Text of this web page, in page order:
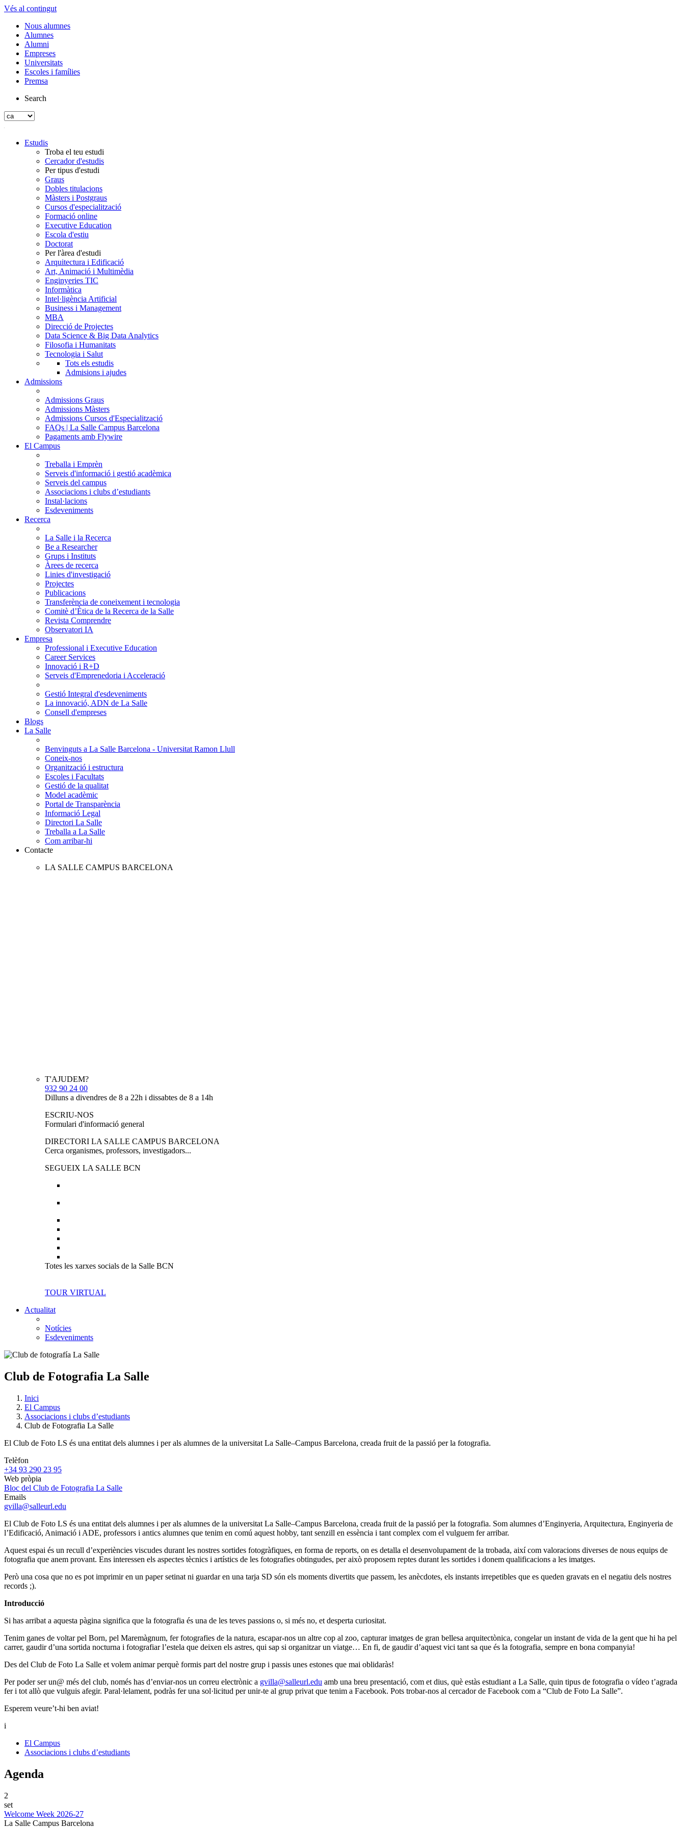
Vés al contingut
Nous alumnes
Alumnes
Alumni
Empreses
Universitats
Escoles i famílies
Premsa
Search
Estudis
Troba el teu estudi
Cercador d'estudis
Per tipus d'estudi
Graus
Dobles titulacions
Màsters i Postgraus
Cursos d'especialització
Formació online
Executive Education
Escola d'estiu
Doctorat
Per l'àrea d'estudi
Arquitectura i Edificació
Art, Animació i Multimèdia
Enginyeries TIC
Informàtica
Intel·ligència Artificial
Business i Management
MBA
Direcció de Projectes
Data Science & Big Data Analytics
Filosofia i Humanitats
Tecnologia i Salut
Tots els estudis
Admisions i ajudes
Admissions
Admissions Graus
Admissions Màsters
Admissions Cursos d'Especialització
FAQs | La Salle Campus Barcelona
Pagaments amb Flywire
El Campus
Treballa i Emprèn
Serveis d'informació i gestió acadèmica
Serveis del campus
Associacions i clubs d’estudiants
Instal·lacions
Esdeveniments
Recerca
La Salle i la Recerca
Be a Researcher
Grups i Instituts
Àrees de recerca
Linies d'investigació
Projectes
Publicacions
Transferència de coneixement i tecnologia
Comitè d’Ètica de la Recerca de la Salle
Revista Comprendre
Observatori IA
Empresa
Professional i Executive Education
Career Services
Innovació i R+D
Serveis d'Emprenedoria i Acceleració
Gestió Integral d'esdeveniments
La innovació, ADN de La Salle
Consell d'empreses
Blogs
La Salle
Benvinguts a La Salle Barcelona - Universitat Ramon Llull
Coneix-nos
Organització i estructura
Escoles i Facultats
Gestió de la qualitat
Model acadèmic
Portal de Transparència
Informació Legal
Directori La Salle
Treballa a La Salle
Com arribar-hi
Contacte
LA SALLE CAMPUS BARCELONA
T'AJUDEM?
932 90 24 00
Dilluns a divendres de 8 a 22h i dissabtes de 8 a 14h
ESCRIU-NOS
Formulari d'informació general
DIRECTORI LA SALLE CAMPUS BARCELONA
Cerca organismes, professors, investigadors...
SEGUEIX LA SALLE BCN
Totes les xarxes socials de la Salle BCN
TOUR VIRTUAL
Actualitat
Notícies
Esdeveniments
Club de Fotografia La Salle
Inici
El Campus
Associacions i clubs d’estudiants
Club de Fotografia La Salle
El Club de Foto LS és una entitat dels alumnes i per als alumnes de la universitat La Salle–Campus Barcelona, creada fruit de la passió per la fotografia.
Telèfon
+34 93 290 23 95
Web pròpia
Bloc del Club de Fotografia La Salle
Emails
gvilla@salleurl.edu
El Club de Foto LS és una entitat dels alumnes i per als alumnes de la universitat La Salle–Campus Barcelona, creada fruit de la passió per la fotografia. Som alumnes d’Enginyeria, Arquitectura, Enginyeria de
l’Edificació, Animació i ADE, professors i antics alumnes que tenim en comú aquest hobby, tant senzill en essència i tant complex com el vulguem fer arribar.
Aquest espai és un recull d’experiències viscudes durant les nostres sortides fotogràfiques, en forma de reports, on es detalla el desenvolupament de la trobada, així com valoracions diverses de nous equips de
fotografia que anem provant. Ens interessen els aspectes tècnics i artístics de les fotografies obtingudes, per això proposem reptes durant les sortides i donem qualificacions a les imatges.
Però una cosa que no es pot imprimir en un paper setinat ni guardar en una tarja SD són els moments divertits que passem, les anècdotes, els instants irrepetibles que es queden gravats en el negatiu dels nostres
records ;).
Introducció
Si has arribat a aquesta pàgina significa que la fotografia és una de les teves passions o, si més no, et desperta curiositat.
Tenim ganes de voltar pel Born, pel Maremàgnum, fer fotografies de la natura, escapar-nos un altre cop al zoo, capturar imatges de gran bellesa arquitectònica, congelar un instant de vida de la gent que hi ha pel
carrer, gaudir d’una sortida nocturna i fotografiar l’estela que deixen els astres, qui sap si organitzar un viatge… En fi, de gaudir d’aquest vici tant sa que és la fotografia, sempre en bona companyia!
Des del Club de Foto La Salle et volem animar perquè formis part del nostre grup i passis unes estones que mai oblidaràs!
Per poder ser un@ més del club, només has d’enviar-nos un correu electrònic a gvilla@salleurl.edu amb una breu presentació, com et dius, què estàs estudiant a La Salle, quin tipus de fotografia o vídeo t’agrada
fer i tot allò que vulguis afegir. Paral·lelament, podràs fer una sol·licitud per unir-te al grup privat que tenim a Facebook. Pots trobar-nos al cercador de Facebook com a “Club de Foto La Salle”.
Esperem veure’t-hi ben aviat!
i
El Campus
Associacions i clubs d’estudiants
Agenda
2
set
Welcome Week 2026-27
La Salle Campus Barcelona